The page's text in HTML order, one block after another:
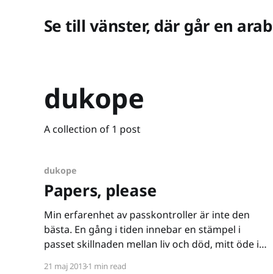
Se till vänster, där går en arab
dukope
A collection of 1 post
dukope
Papers, please
Min erfarenhet av passkontroller är inte den
bästa. En gång i tiden innebar en stämpel i
passet skillnaden mellan liv och död, mitt öde i
21 maj 20131 min read